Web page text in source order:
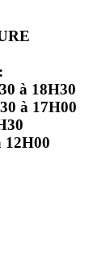
à 18H30
à 17H00
12H00